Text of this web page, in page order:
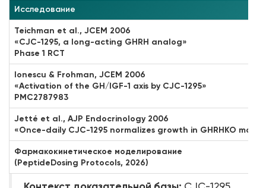
Исследование
Teichman et al., JCEM 2006
«CJC-1295, a long-acting GHRH analog»
Phase 1 RCT
Ionescu & Frohman, JCEM 2006
«Activation of the GH/IGF-1 axis by CJC-1295»
PMC2787983
Jetté et al., AJP Endocrinology 2006
«Once-daily CJC-1295 normalizes growth in GHRHKO
Фармакокинетическое моделирование
(PeptideDosing Protocols, 2026)